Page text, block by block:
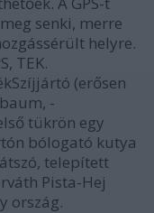
senki, merre
helyre.
TEK.
(erősen
-
tükrön egy
bólogató kutya
telepített
Pista-Hej
ország.